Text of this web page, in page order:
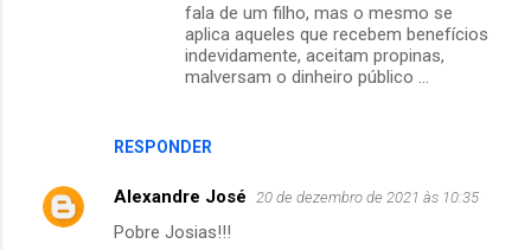
RESPONDER
fala de um filho, mas o mesmo se
aplica aqueles que recebem benefícios
indevidamente, aceitam propinas,
malversam o dinheiro público ...
Alexandre José 20 de dezembro de 2021 às 10:35
Pobre Josias!!!